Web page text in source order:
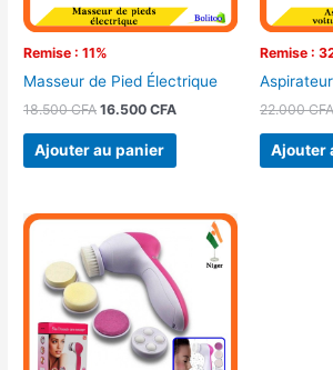
Remise : 11%
Masseur de Pied Électrique
18.500CFA 16.500CFA
Ajouter au panier
Remise :
22.000CFA
Ajouter